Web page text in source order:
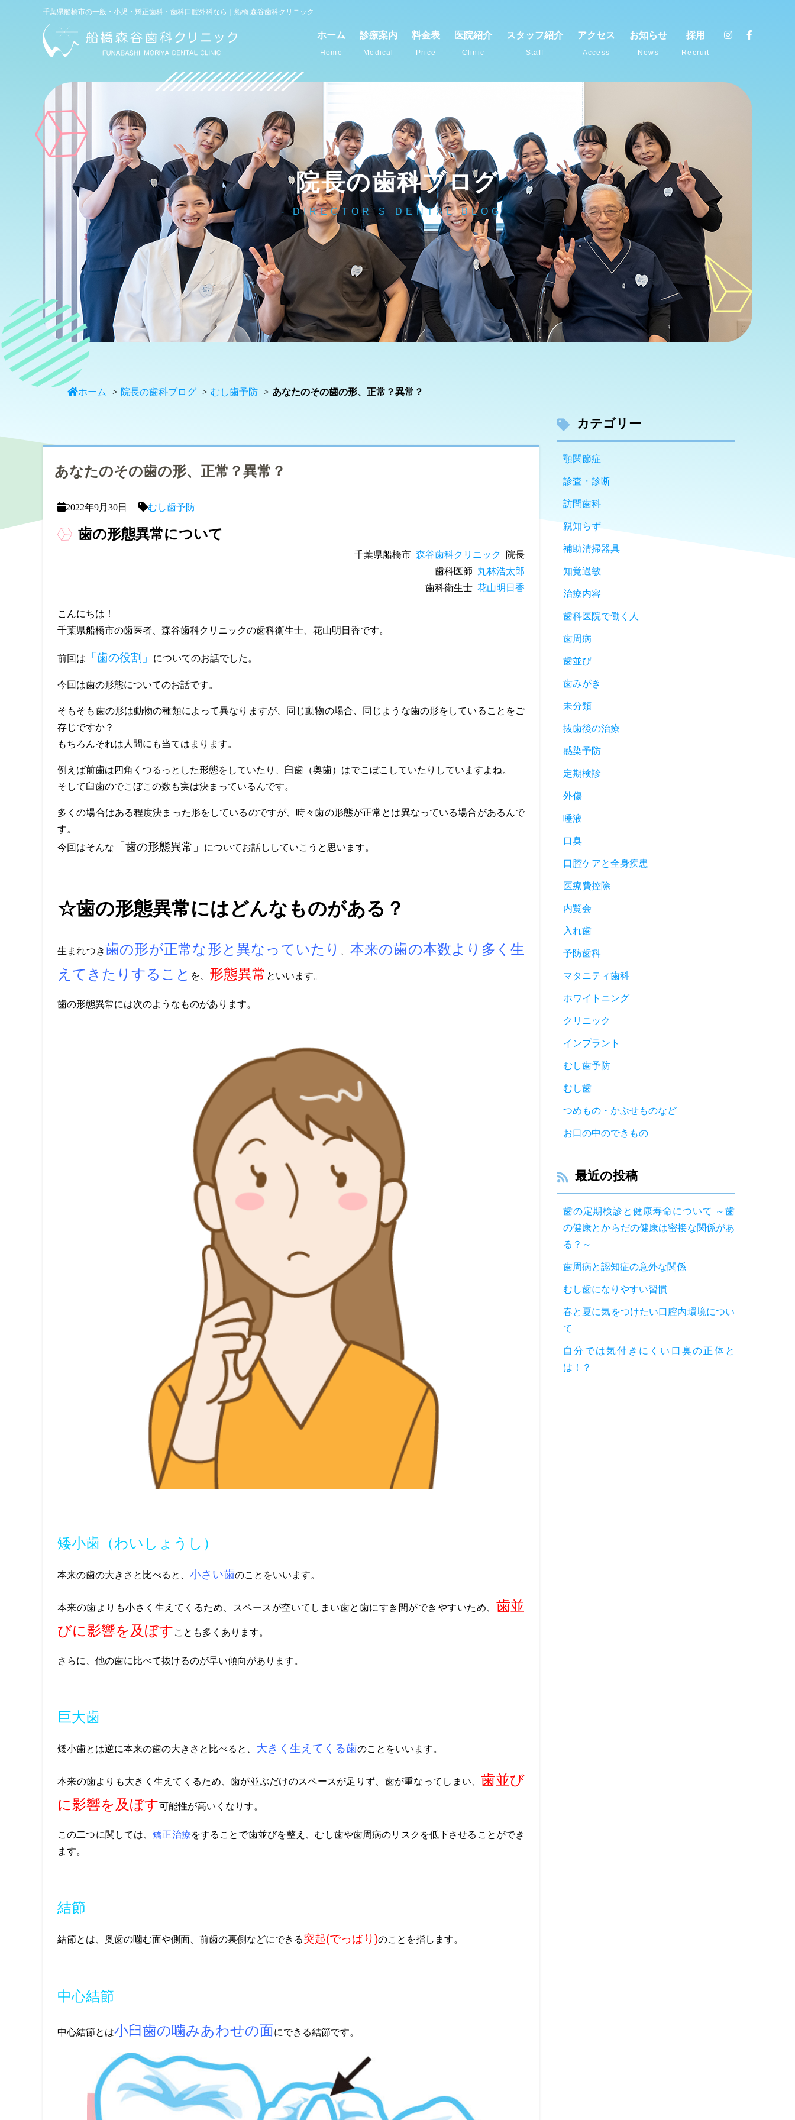
千葉県船橋市の一般・小児・矯正歯科・歯科口腔外科なら｜船橋 森谷歯科クリニック
ホーム
Home
診療案内
Medical
料金表
Price
医院紹介
Clinic
スタッフ紹介
Staff
アクセス
Access
お知らせ
News
採用
Recruit
(初診専用)
お問い合わせ
院長の歯科ブログ
DIRECTOR'S DENTAL BLOG
ホーム 院長の歯科ブログ むし歯予防 あなたのその歯の形、正常？異常？
あなたのその歯の形、正常？異常？
2022年9月30日 むし歯予防
歯の形態異常について
千葉県船橋市 森谷歯科クリニック
院長
歯科医師 丸林浩太郎
歯科衛生士 花山明日香
こんにちは！
千葉県船橋市の歯医者、森谷歯科クリニックの歯科衛生士、花山明日香です。
前回は 「歯の役割」 についてのお話でした。
今回は歯の形態についてのお話です。
そもそも歯の形は動物の種類によって異なりますが、同じ動物の場合、同じような歯の形をしていることをご
存じですか？
もちろんそれは人間にも当てはまります。
例えば前歯は四角くつるっとした形態をしていたり、臼歯（奥歯）はでこぼこしていたりしていますよね。
そして臼歯のでこぼこの数も実は決まっているんです。
多くの場合はある程度決まった形をしているのですが、時々歯の形態が正常とは異なっている場合があるんで
す。
今回はそんな
「歯の形態異常」 についてお話ししていこうと思います。
☆歯の形態異常にはどんなものがある？
生まれつき歯の形が正常な形と異なっていたり
本来の歯の本数より多く生
えてきたりすること を、 形態異常 といいます。
歯の形態異常には次のようなものがあります。
矮小歯（わいしょうし）
本来の歯の大きさと比べると、 小さい歯のことをいいます。
本来の歯よりも小さく生えてくるため、スペースが空いてしまい歯と歯にすき間ができやすいため、 歯並
びに影響を及ぼす ことも多くあります。
さらに、他の歯に比べて抜けるのが早い傾向があります。
巨大歯
矮小歯とは逆に本来の歯の大きさと比べると、 大きく生えてくる歯のことをいいます。
本来の歯よりも大きく生えてくるため、歯が並ぶだけのスペースが足りず、歯が重なってしまい、 歯並び
に影響を及ぼす可能性が高いくなりす。
この二つに関しては、矯正治療をすることで歯並びを整え、むし歯や歯周病のリスクを低下させることができ
ます。
結節
結節とは、奥歯の噛む面や側面、前歯の裏側などにできる突起(でっぱり)のことを指します。
中心結節
中心結節とは小臼歯の噛みあわせの面にできる結節です。
カテゴリー
顎関節症
診査・診断
訪問歯科
親知らず
補助清掃器具
知覚過敏
治療内容
歯科医院で働く人
歯周病
歯並び
歯みがき
未分類
抜歯後の治療
感染予防
定期検診
外傷
唾液
口臭
口腔ケアと全身疾患
医療費控除
内覧会
入れ歯
予防歯科
マタニティ歯科
ホワイトニング
クリニック
インプラント
むし歯予防
むし歯
つめもの・かぶせものなど
お口の中のできもの
最近の投稿
歯の定期検診と健康寿命について ～歯
の健康とからだの健康は密接な関係があ
る？～
歯周病と認知症の意外な関係
むし歯になりやすい習慣
春と夏に気をつけたい口腔内環境につい
て
自分では気付きにくい口臭の正体と
は！？